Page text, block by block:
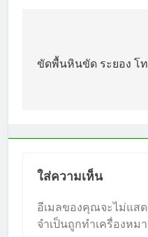
เรื่อง
ขัดพื้นหินขัด ระยอง โท
ใส่ความเห็น
อีเมลของคุณจะไม่แส
จำเป็นถูกทำเครื่องหม